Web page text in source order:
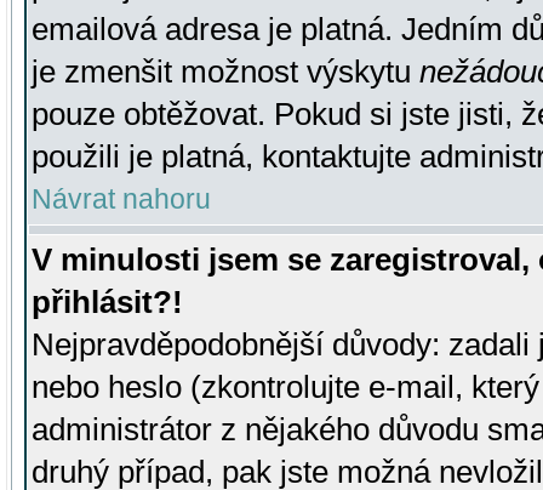
emailová adresa je platná. Jedním
je zmenšit možnost výskytu
pouze obtěžovat. Pokud si jste jisti,
použili je platná, kontaktujte
Návrat nahoru
V minulosti jsem se
přihlásit?!
Nejpravděpodobnější důvody:
nebo heslo (zkontrolujte e-mail,
administrátor z nějakého důvodu
druhý případ, pak jste možná